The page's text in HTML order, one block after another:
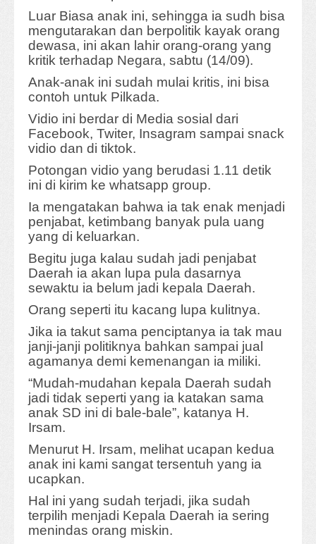
Luar Biasa anak ini, sehingga ia sudh bisa
mengutarakan dan berpolitik kayak orang
dewasa, ini akan lahir orang-orang yang
kritik terhadap Negara, sabtu (14/09).
Anak-anak ini sudah mulai kritis, ini bisa
contoh untuk Pilkada.
Vidio ini berdar di Media sosial dari
Facebook, Twiter, Insagram sampai snack
vidio dan di tiktok.
Potongan vidio yang berudasi 1.11 detik
ini di kirim ke whatsapp group.
Ia mengatakan bahwa ia tak enak menjadi
penjabat, ketimbang banyak pula uang
yang di keluarkan.
Begitu juga kalau sudah jadi penjabat
Daerah ia akan lupa pula dasarnya
sewaktu ia belum jadi kepala Daerah.
Orang seperti itu kacang lupa kulitnya.
Jika ia takut sama penciptanya ia tak mau
janji-janji politiknya bahkan sampai jual
agamanya demi kemenangan ia miliki.
“Mudah-mudahan kepala Daerah sudah
jadi tidak seperti yang ia katakan sama
anak SD ini di bale-bale”, katanya H.
Irsam.
Menurut H. Irsam, melihat ucapan kedua
anak ini kami sangat tersentuh yang ia
ucapkan.
Hal ini yang sudah terjadi, jika sudah
terpilih menjadi Kepala Daerah ia sering
menindas orang miskin.